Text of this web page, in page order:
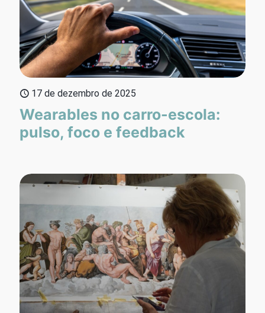
17 de dezembro de 2025
Wearables no carro-escola:
pulso, foco e feedback